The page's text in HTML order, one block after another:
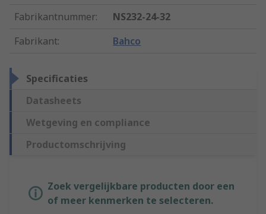
Fabrikantnummer:
NS232-24-32
Fabrikant: Bahco
Specificaties
Datasheets
Wetgeving en compliance
Productomschrijving
Zoek vergelijkbare producten door een
of meer kenmerken te selecteren.